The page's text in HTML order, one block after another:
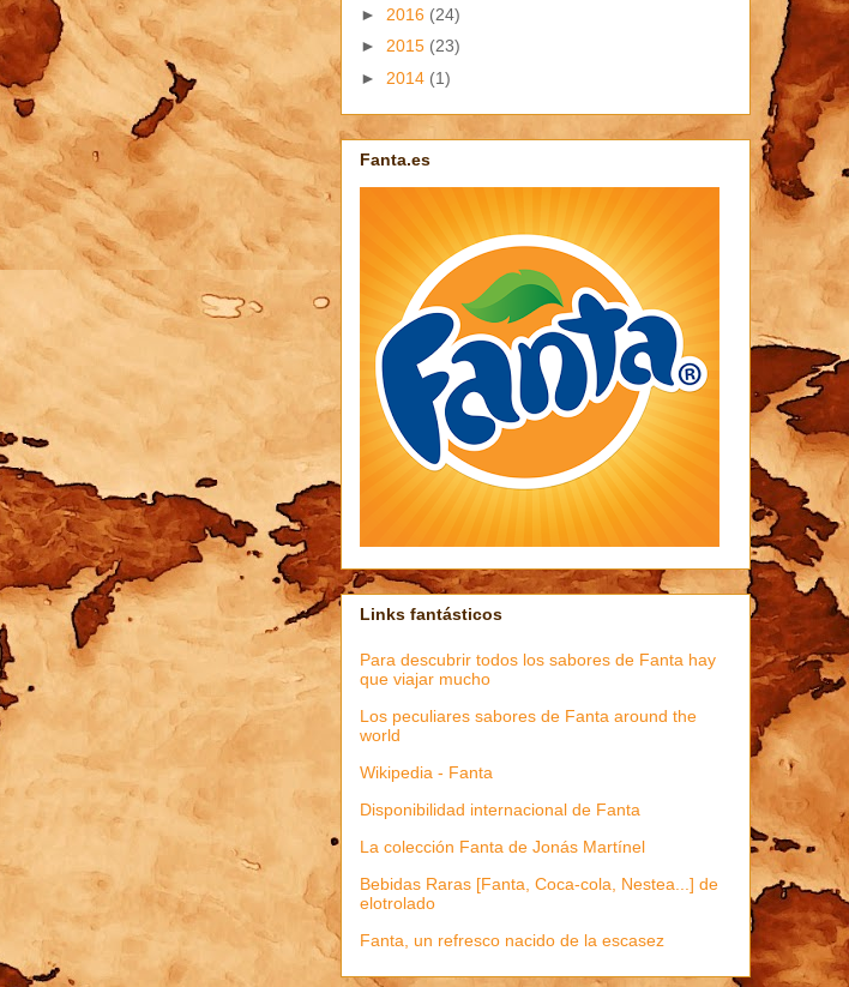
► 2016 (24)
► 2015 (23)
► 2014 (1)
Fanta.es
Links fantásticos
Para descubrir todos los sabores de Fanta hay
que viajar mucho
Los peculiares sabores de Fanta around the
world
Wikipedia - Fanta
Disponibilidad internacional de Fanta
La colección Fanta de Jonás Martínel
Bebidas Raras [Fanta, Coca-cola, Nestea...] de
elotrolado
Fanta, un refresco nacido de la escasez